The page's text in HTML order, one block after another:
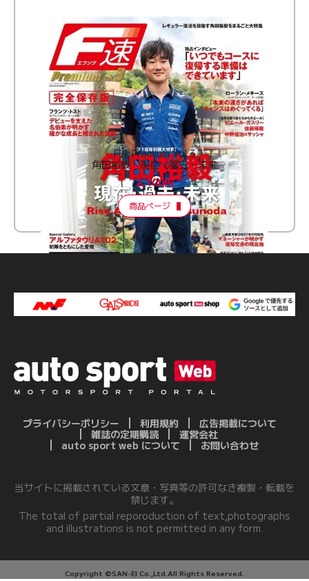
F速 Premium Vol.3
角田裕毅 現在・過去・未来
2,100円
商品ページ
プライバシーポリシー 利用規約
広告掲載について
雑誌の定期購読
運営会社
auto sport web について
お問い合わせ
当サイトに掲載されている文章・写真等の許可なき複製・転載を
禁じます。
The total of partial reporoduction of text,photographs
and illustrations is not permitted in any form.
Copyright ©SAN-EI Co.,Ltd.All Rights Reserved.